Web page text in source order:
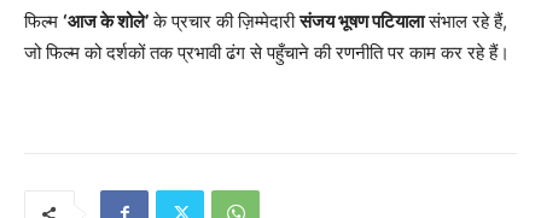
फिल्म ‘आज के शोले’के प्रचार की ज़िम्मेदारीसंजय भूषण पटियालासंभाल रहे हैं,
जो फिल्म को दर्शकों तक प्रभावी ढंग से पहुँचाने की रणनीति पर काम कर रहे हैं।